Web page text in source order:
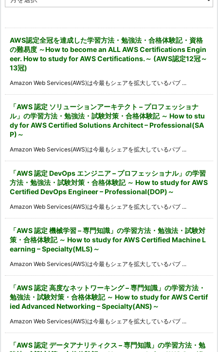
ー
AWS認定全冠を達成した学習方法・勉強法・合格体験記・資格
の難易度 ～How to become an ALL AWS Certifications Engin
eer. How to study for AWS Certifications.～ (AWS認定12冠～
13冠)
Amazon Web Services(AWS)は今最もシェアを拡大しているパブ ...
「AWS 認定 ソリューションアーキテクト – プロフェッショナ
ル」の学習方法・勉強法・試験対策・合格体験記 ～ How to stu
dy for AWS Certified Solutions Architect – Professional(SA
P)～
Amazon Web Services(AWS)は今最もシェアを拡大しているパブ ...
「AWS 認定 DevOps エンジニア – プロフェッショナル」の学習
方法・勉強法・試験対策・合格体験記 ～ How to study for AWS
Certified DevOps Engineer – Professional(DOP)～
Amazon Web Services(AWS)は今最もシェアを拡大しているパブ ...
「AWS 認定 機械学習 – 専門知識」の学習方法・勉強法・試験対
策・合格体験記 ～ How to study for AWS Certified Machine L
earning – Specialty(MLS)～
Amazon Web Services(AWS)は今最もシェアを拡大しているパブ ...
「AWS 認定 高度なネットワーキング – 専門知識」の学習方法・
勉強法・試験対策・合格体験記 ～ How to study for AWS Certif
ied Advanced Networking – Specialty(ANS)～
Amazon Web Services(AWS)は今最もシェアを拡大しているパブ ...
「AWS 認定 データアナリティクス – 専門知識」の学習方法・勉